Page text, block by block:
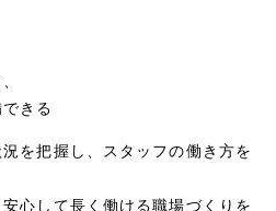
きる
を把握し、スタッフの働き方を
心して長く働ける職場づくりを